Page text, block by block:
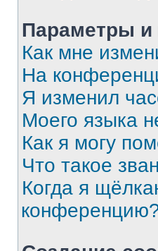
Параметры и
Как мне
На
Я изменил
Моего языка
Как я могу
Что такое
Когда я